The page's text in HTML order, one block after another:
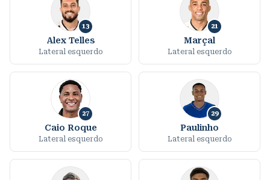
13
Alex Telles
Lateral esquerdo
21
Marçal
Lateral esquerdo
27
Caio Roque
Lateral esquerdo
29
Paulinho
Lateral esquerdo